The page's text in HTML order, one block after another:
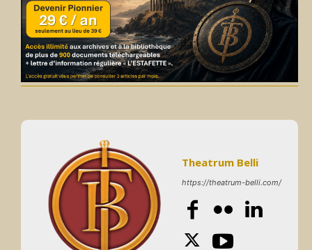
Theatrum Belli
https://theatrum-belli.com/